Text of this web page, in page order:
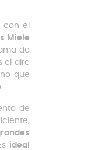
con el
Miele
de
el aire
que
de
ideal